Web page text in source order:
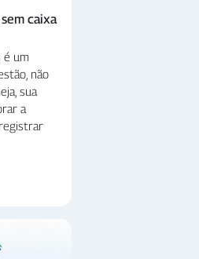
caixa
é um
não
sua
a